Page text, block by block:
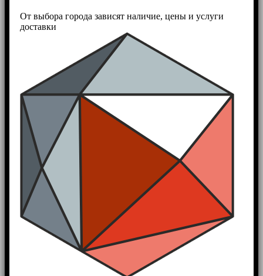
От выбора города зависят наличие, цены и услуги
доставки